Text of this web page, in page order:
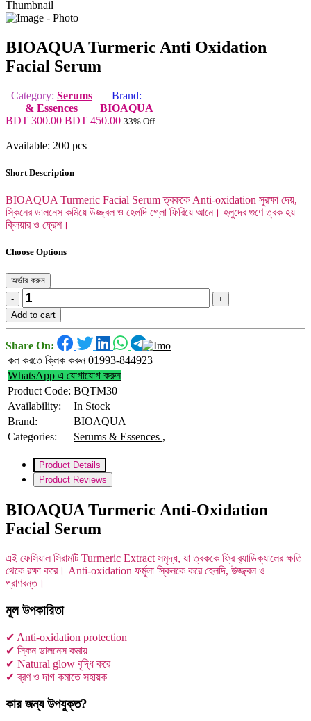
BIOAQUA Turmeric Anti Oxidation
Facial Serum
Category: Serums
& Essences
Brand:
BIOAQUA
BDT 300.00 BDT 450.00 33% Off
Available: 200 pcs
Short Description
BIOAQUA Turmeric Facial Serum ত্বককে Anti-oxidation সুরক্ষা দেয়,
স্কিনের ডালনেস কমিয়ে উজ্জ্বল ও হেলদি গ্লো ফিরিয়ে আনে। হলুদের গুণে ত্বক হয়
ক্লিয়ার ও ফ্রেশ।
Choose Options
অর্ডার করুন
-
+
Add to cart
Share On:
কল করতে ক্লিক করুন 01993-844923
WhatsApp এ যোগাযোগ করুন
Product Code: BQTM30
Availability:
In Stock
Brand:
BIOAQUA
Categories:
Serums & Essences ,
Product Details
Product Reviews
BIOAQUA Turmeric Anti-Oxidation
Facial Serum
এই ফেসিয়াল সিরামটি Turmeric Extract সমৃদ্ধ, যা ত্বককে ফ্রি র‍্যাডিক্যালের ক্ষতি
থেকে রক্ষা করে। Anti-oxidation ফর্মুলা স্কিনকে করে হেলদি, উজ্জ্বল ও
প্রাণবন্ত।
মূল উপকারিতা
✔ Anti-oxidation protection
✔ স্কিন ডালনেস কমায়
✔ Natural glow বৃদ্ধি করে
✔ ব্রণ ও দাগ কমাতে সহায়ক
কার জন্য উপযুক্ত?